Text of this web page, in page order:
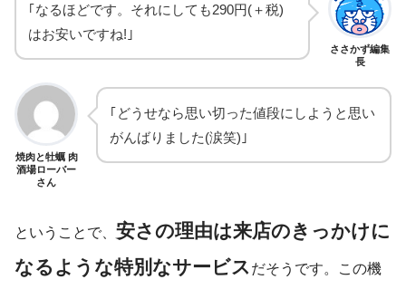
ささかず編集
長
｢なるほどです。それにしても290円(＋税)
はお安いですね!｣
焼肉と牡蠣 肉
酒場ローバー
さん
｢どうせなら思い切った値段にしようと思い
がんばりました(涙笑)｣
ということで、 安さの理由は来店のきっかけに
なるような特別なサービス だそうです。この機